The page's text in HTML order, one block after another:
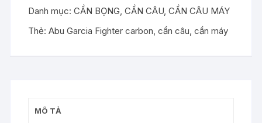
GARCIA
FiGHTER
Danh mục:CẦN BỌNG,CẦN CÂU,CẦN CÂU MÁY
Thẻ:Abu Garcia Fighter carbon,cần câu,cần máy
MÔ TẢ